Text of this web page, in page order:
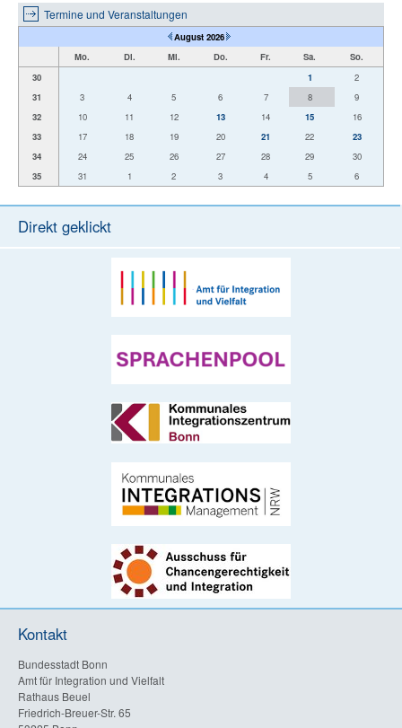
Termine und Veranstaltungen
August 2026
Mo.
Di. Mi. Do. Fr. Sa.
So.
30
1
2
31
3 4 5 6 7 8
9
32
10 11 12 13 14 15
16
33
17 18 19 20 21 22
23
34
24 25 26 27 28 29
30
35
31 1 2 3 4 5 6
Direkt geklickt
Kontakt
Bundesstadt Bonn
Amt für Integration und Vielfalt
Rathaus Beuel
Friedrich-Breuer-Str. 65